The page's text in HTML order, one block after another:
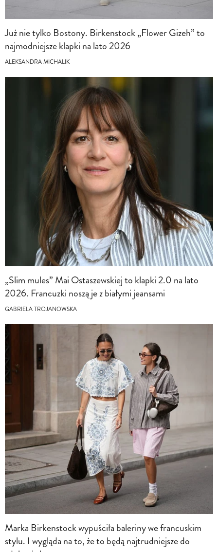
Już nie tylko Bostony. Birkenstock „Flower Gizeh” to
najmodniejsze klapki na lato 2026
ALEKSANDRA MICHALIK
„Slim mules” Mai Ostaszewskiej to klapki 2.0 na lato
2026. Francuzki noszą je z białymi jeansami
GABRIELA TROJANOWSKA
Marka Birkenstock wypuściła baleriny we francuskim
stylu. I wygląda na to, że to będą najtrudniejsze do